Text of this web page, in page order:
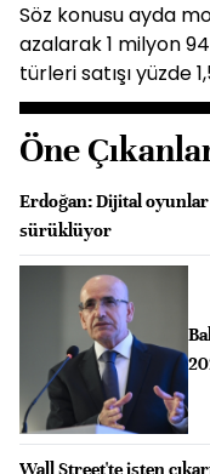
Söz konusu ayda
azalarak 1 milyon
türleri satışı yüzde
Öne
Erdoğan: Dijital
sürüklüyor
Wall Street'te işten